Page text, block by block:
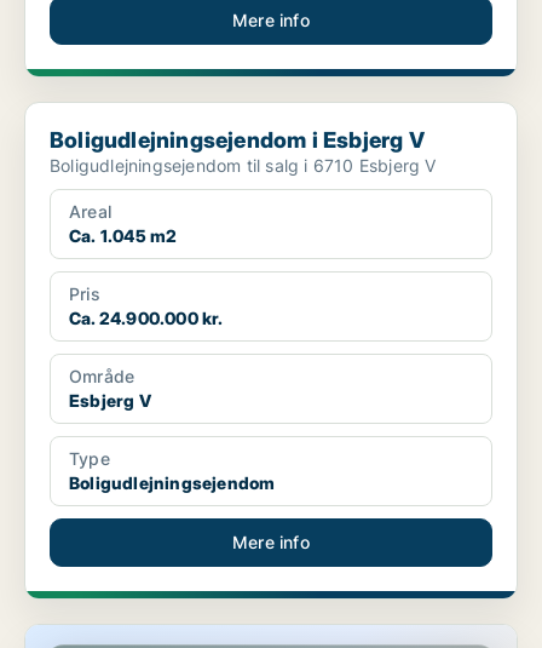
Mere info
Boligudlejningsejendom i Esbjerg V
Boligudlejningsejendom i Esbjerg V
Boligudlejningsejendom til salg i 6710 Esbjerg V
Areal
Ca. 1.045 m2
Pris
Ca. 24.900.000 kr.
Område
Esbjerg V
Type
Boligudlejningsejendom
Mere info
Hotelejendom i Esbjerg V